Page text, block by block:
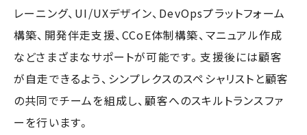
レーニング、UI/UXデザイン、DevOpsプラットフォーム
構築、開発伴走支援、CCoE体制構築、マニュアル作成
などさまざまなサポートが可能です。支援後には顧客
が自走できるよう、シンプレクスのスペシャリストと顧客
の共同でチームを組成し、顧客へのスキルトランスファ
ーを行います。